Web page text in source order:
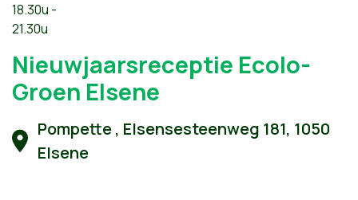
18.30u -
21.30u
Nieuwjaarsreceptie Ecolo-
Groen Elsene
Pompette , Elsensesteenweg 181, 1050
Elsene